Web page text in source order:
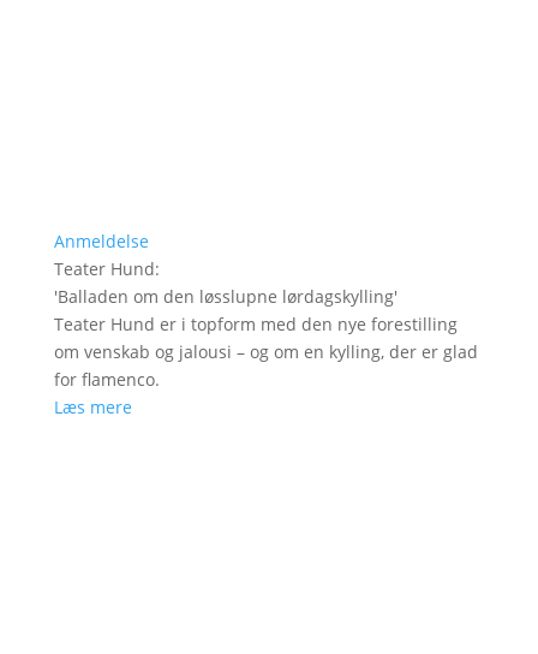
Anmeldelse
Teater Hund:
'Balladen om den løsslupne lørdagskylling'
Teater Hund er i topform med den nye forestilling
om venskab og jalousi – og om en kylling, der er glad
for flamenco.
Læs mere